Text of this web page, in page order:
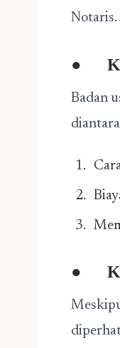
Notaris.
●
Badan
●